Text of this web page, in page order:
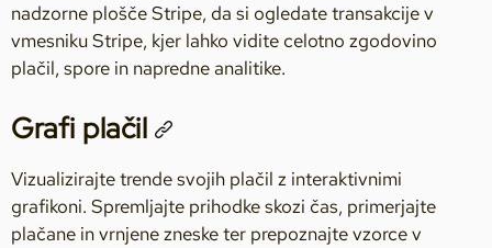
nadzorne plošče Stripe, da si ogledate transakcije v
vmesniku Stripe, kjer lahko vidite celotno zgodovino
plačil, spore in napredne analitike.
Grafi plačil
Vizualizirajte trende svojih plačil z interaktivnimi
grafikoni. Spremljajte prihodke skozi čas, primerjajte
plačane in vrnjene zneske ter prepoznajte vzorce v